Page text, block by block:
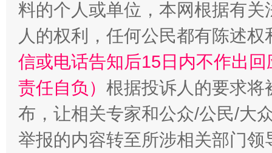
料的个人或单位，本网根据有
人的权利，任何公民都有陈述
信或电话告知后15日内不作出
责任自负） 根据投诉人的要求将
布，让相关专家和公众/公民/大
举报的内容转至所涉相关部门